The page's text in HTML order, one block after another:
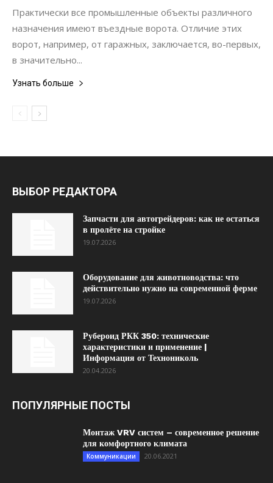
Практически все промышленные объекты различного
назначения имеют въездные ворота. Отличие этих
ворот, например, от гаражных, заключается, во-первых,
в значительно...
Узнать больше
ВЫБОР РЕДАКТОРА
Запчасти для автогрейдеров: как не остаться
в пролёте на стройке
19.07.2026
Оборудование для животноводства: что
действительно нужно на современной ферме
19.07.2026
Рубероид РКК 350: технические
характеристики и применение |
Информация от Технониколь
20.04.2026
ПОПУЛЯРНЫЕ ПОСТЫ
Монтаж VRV систем – современное решение
для комфортного климата
Коммуникации 20.06.2021